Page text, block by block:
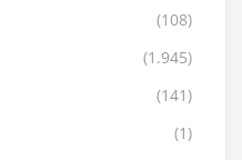
(108)
(1.945)
(141)
(1)